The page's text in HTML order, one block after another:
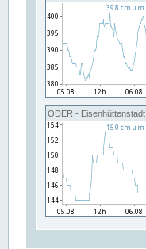
ODER - Eisenhüttenstadt